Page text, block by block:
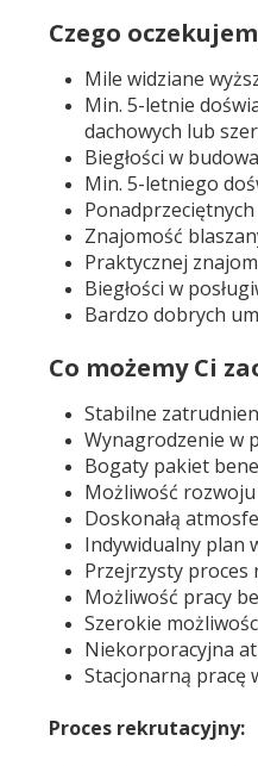
Czego
Mile widziane
Min. 5-letnie
dachowych lub
Biegłości w
Min. 5-letniego
Znajomość
Praktycznej
Biegłości w
Bardzo dobrych
Co możemy Ci
Stabilne
Wynagrodzenie w
Bogaty pakiet
Możliwość
Doskonałą
Indywidualny plan
Przejrzysty proces
Możliwość pracy
Szerokie
Niekorporacyjna
Stacjonarną pracę
Proces rekrutacyjny: